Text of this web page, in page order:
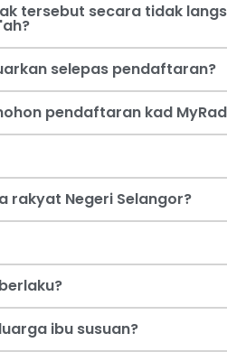
tersebut secara tidak
selepas pendaftaran?
pendaftaran kad
rakyat Negeri Selangor?
ibu susuan?